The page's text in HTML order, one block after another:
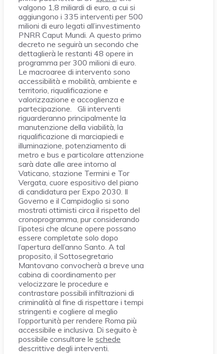
valgono 1,8 miliardi di euro, a cui si
aggiungono i 335 interventi per 500
milioni di euro legati all’investimento
PNRR Caput Mundi. A questo primo
decreto ne seguirà un secondo che
dettaglierà le restanti 48 opere in
programma per 300 milioni di euro.
Le macroaree di intervento sono
accessibilità e mobilità, ambiente e
territorio, riqualificazione e
valorizzazione e accoglienza e
partecipazione. Gli interventi
riguarderanno principalmente la
manutenzione della viabilità, la
riqualificazione di marciapiedi e
illuminazione, potenziamento di
metro e bus e particolare attenzione
sarà date alle aree intorno al
Vaticano, stazione Termini e Tor
Vergata, cuore espositivo del piano
di candidatura per Expo 2030. Il
Governo e il Campidoglio si sono
mostrati ottimisti circa il rispetto del
cronoprogramma, pur considerando
l’ipotesi che alcune opere possano
essere completate solo dopo
l’apertura dell’anno Santo. A tal
proposito, il Sottosegretario
Mantovano convocherà a breve una
cabina di coordinamento per
velocizzare le procedure e
contrastare possibili infiltrazioni di
criminalità al fine di rispettare i tempi
stringenti e cogliere al meglio
l’opportunità per rendere Roma più
accessibile e inclusiva. Di seguito è
possibile consultare le schede
descrittive degli interventi.